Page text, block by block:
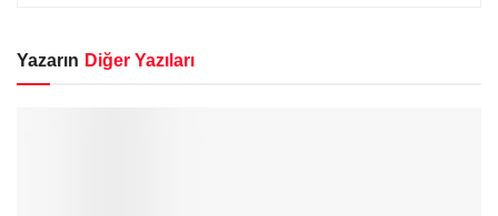
Yazarın Diğer Yazıları